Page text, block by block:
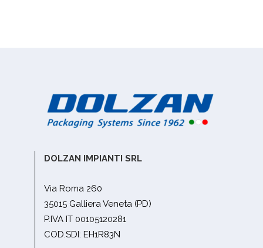
DOLZAN IMPIANTI SRL
Via Roma 260
35015 Galliera Veneta (PD)
P.IVA IT 00105120281
COD.SDI: EH1R83N